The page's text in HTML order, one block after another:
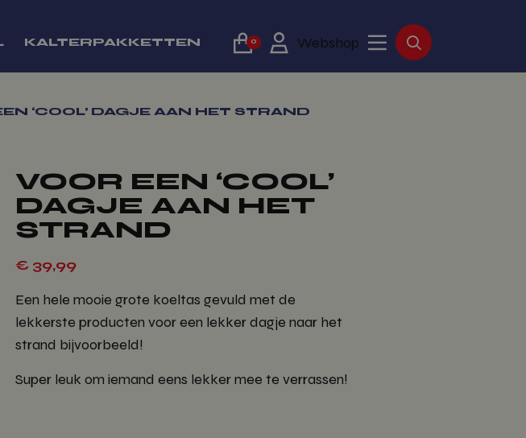
KALTERPAKKETTEN 0 Webshop
‘COOL’ DAGJE AAN HET STRAND
VOOR EEN ‘COOL’
DAGJE AAN HET
STRAND
€39,99
Een hele mooie grote koeltas gevuld met de
lekkerste producten voor een lekker dagje naar het
strand bijvoorbeeld!
Super leuk om iemand eens lekker mee te verrassen!